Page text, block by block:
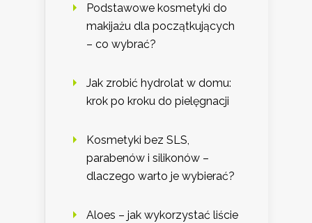
Podstawowe kosmetyki do
makijażu dla początkujących
– co wybrać?
Jak zrobić hydrolat w domu:
krok po kroku do pielęgnacji
Kosmetyki bez SLS,
parabenów i silikonów –
dlaczego warto je wybierać?
Aloes – jak wykorzystać liście